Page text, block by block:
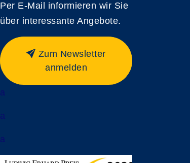
Per E-Mail informieren wir Sie
über interessante Angebote.
Zum Newsletter
anmelden
a
a
a